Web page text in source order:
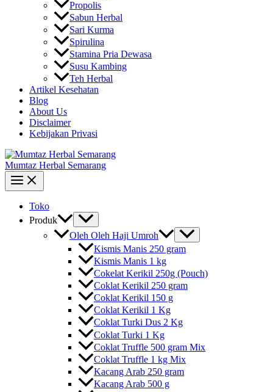
Propolis
Sabun Herbal
Sari Kurma
Spirulina
Stamina Pria Dewasa
Susu Kambing
Teh Herbal
Artikel Kesehatan
Blog
About Us
Disclaimer
Kebijakan Privasi
Mumtaz Herbal Semarang
Toko
Produk
Oleh Oleh Haji Umroh
Kismis Manis 250 gram
Kismis Manis 1 kg
Cokelat Kerikil 250g (Pouch)
Coklat Kerikil 250 gram
Coklat Kerikil 150 g
Coklat Kerikil 1 Kg
Coklat Turki Dus 2 Kg
Coklat Turki 1 Kg
Coklat Truffle 500 gram Mix
Coklat Truffle 1 kg Mix
Kacang Arab 250 gram
Kacang Arab 500 g